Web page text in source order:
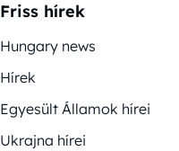
Friss hírek
Hungary news
Hírek
Egyesült Államok hírei
Ukrajna hírei